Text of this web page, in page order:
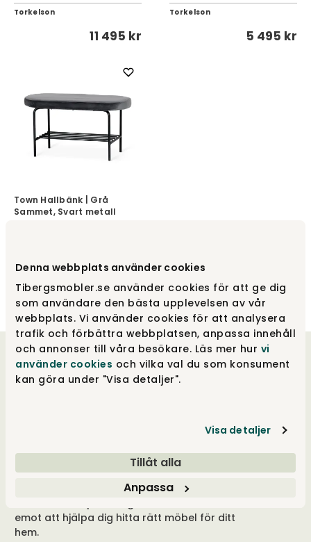
Denna webbplats använder cookies
Tibergsmobler.se använder cookies för att ge dig
som användare den bästa upplevelsen av vår
webbplats. Vi använder cookies för att analysera
trafik och förbättra webbplatsen, anpassa innehåll
och annonser till våra besökare. Läs mer hur vi
använder cookies och vilka val du som konsument
kan göra under "Visa detaljer".
Visa detaljer
Tillåt alla
Anpassa
Torkelson
11 495 kr
Torkelson
5 495 kr
Town Hallbänk | Grå
Sammet, Svart metall
Välkommen till oss
stolta över att sälja och leverera möbler till
våningar, är vår butik fylld med alltifrån
sängar, till förvaringslösningar och
matgrupper. Besök vår butik i Göteborg eller
emot att hjälpa dig hitta rätt möbel för ditt
hem.